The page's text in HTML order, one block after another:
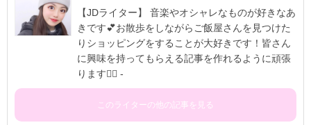
【JDライター】 音楽やオシャレなものが好きなあ
きです💕お散歩をしながらご飯屋さんを見つけた
りショッピングをすることが大好きです！皆さん
に興味を持ってもらえる記事を作れるように頑張
ります✊🏻 -
このライターの他の記事を見る